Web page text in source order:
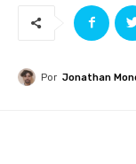
Por Jonathan